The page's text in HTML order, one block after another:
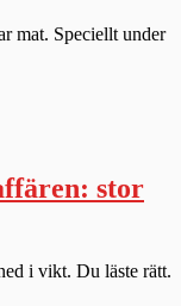
mat. Speciellt under
stor
i vikt. Du läste rätt.